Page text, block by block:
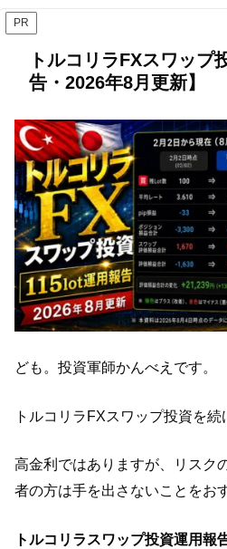
PR
トルコリラFXスワップ
告・2026年8月更新】
ども。投資軍師かんべえです。
トルコリラFXスワップ投資を続
高金利ではありますが、リスク
者の方は手を出さないことをお
トルコリラスワップ投資運用報